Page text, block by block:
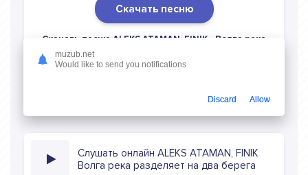
Скачать песню
Скачать песню ALEKS ATAMAN, FINIK - Волга река
разделяет на два берега
320 кбитс) бесплатно или слушать музыку в режиме
Слушать онлайн ALEKS ATAMAN, FINIK
Волга река разделяет на два берега
muzub.net
Would like to send you notifications
Discard Allow